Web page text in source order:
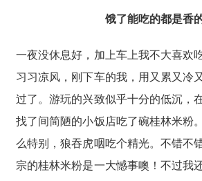
饿了能吃的都是香
一夜没休息好，加上车上我不大喜欢
习习凉风，刚下车的我，用又累又冷
过了。游玩的兴致似乎十分的低沉，
找了间简陋的小饭店吃了碗桂林米粉
么特别，狼吞虎咽吃个精光。不错不
宗的桂林米粉是一大憾事噢！不过我